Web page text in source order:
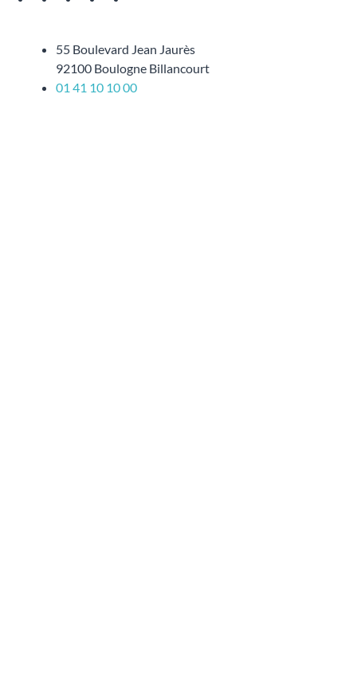
55 Boulevard Jean Jaurès
92100 Boulogne Billancourt
01 41 10 10 00